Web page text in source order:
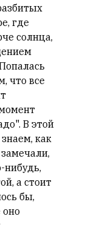
где
солнца,
что все
В этой
как
а стоит
бы,
оно